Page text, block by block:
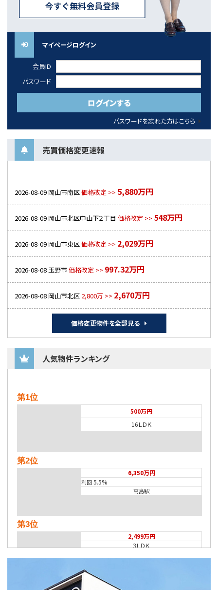
マイページログイン
会員ID
パスワード
パスワードを忘れた方はこちら
売買価格変更速報
2026-08-09 岡山市南区価格改定 >> 5,880万円
2026-08-09 岡山市北区中山下２丁目 価格改定 >> 548万円
2026-08-09 岡山市東区価格改定 >> 2,029万円
2026-08-08 玉野市価格改定 >> 997.32万円
2026-08-08 岡山市北区 2,800万 >> 2,670万円
価格変更物件を全部見る
人気物件ランキング
第1位
500万円
16ＬＤＫ
第2位
6,350万円
利回5.5%
高島駅
第3位
2,499万円
3ＬＤＫ